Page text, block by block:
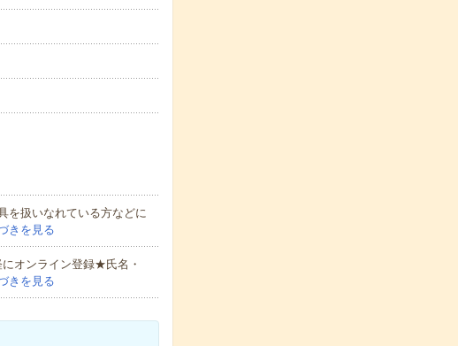
を扱いなれている方などに
きを見る
オンライン登録★氏名・
きを見る